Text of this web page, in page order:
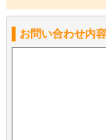
お問い合わせ内容